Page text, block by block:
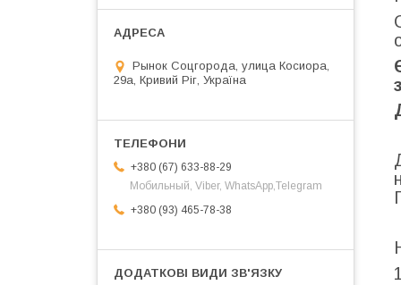
Рынок Соцгорода, улица Косиора,
29а, Кривий Ріг, Україна
+380 (67) 633-88-29
Мобильный, Viber, WhatsApp,Telegram
+380 (93) 465-78-38